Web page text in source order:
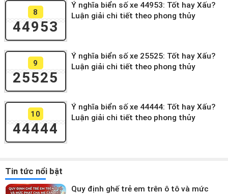
8
44953
Ý nghĩa biển số xe 44953: Tốt hay Xấu?
Luận giải chi tiết theo phong thủy
9
25525
Ý nghĩa biển số xe 25525: Tốt hay Xấu?
Luận giải chi tiết theo phong thủy
10
44444
Ý nghĩa biển số xe 44444: Tốt hay Xấu?
Luận giải chi tiết theo phong thủy
Tin tức nổi bật
Quy định ghế trẻ em trên ô tô và mức